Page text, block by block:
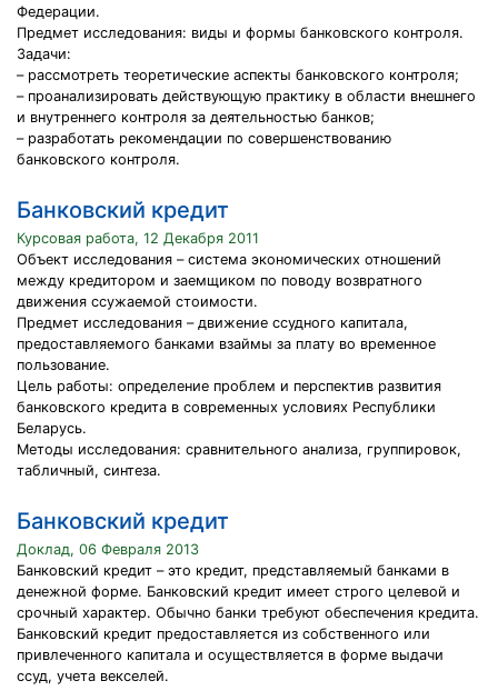
Федерации.
Предмет исследования: виды и формы банковского контроля.
Задачи:
– рассмотреть теоретические аспекты банковского контроля;
– проанализировать действующую практику в области внешнего
и внутреннего контроля за деятельностью банков;
– разработать рекомендации по совершенствованию
банковского контроля.
Банковский кредит
Курсовая работа, 12 Декабря 2011
Объект исследования – система экономических отношений
между кредитором и заемщиком по поводу возвратного
движения ссужаемой стоимости.
Предмет исследования – движение ссудного капитала,
предоставляемого банками взаймы за плату во временное
пользование.
Цель работы: определение проблем и перспектив развития
банковского кредита в современных условиях Республики
Беларусь.
Методы исследования: сравнительного анализа, группировок,
табличный, синтеза.
Банковский кредит
Доклад, 06 Февраля 2013
Банковский кредит – это кредит, представляемый банками в
денежной форме. Банковский кредит имеет строго целевой и
срочный характер. Обычно банки требуют обеспечения кредита.
Банковский кредит предоставляется из собственного или
привлеченного капитала и осуществляется в форме выдачи
ссуд, учета векселей.